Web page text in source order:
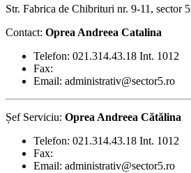
Str. Fabrica de Chibrituri nr. 9-11, sector 5
Contact: Oprea Andreea Catalina
Telefon: 021.314.43.18 Int. 1012
Fax:
Email: administrativ@sector5.ro
Șef Serviciu: Oprea Andreea Cătălina
Telefon: 021.314.43.18 Int. 1012
Fax:
Email: administrativ@sector5.ro